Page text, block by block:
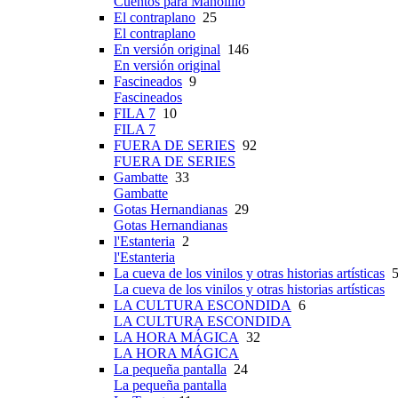
El contraplano 25
El contraplano
En versión original 146
En versión original
Fascineados 9
Fascineados
FILA 7 10
FILA 7
FUERA DE SERIES 92
FUERA DE SERIES
Gambatte 33
Gambatte
Gotas Hernandianas 29
Gotas Hernandianas
l'Estanteria 2
l'Estanteria
La cueva de los vinilos y otras historias artísticas
La cueva de los vinilos y otras historias artísticas
LA CULTURA ESCONDIDA 6
LA CULTURA ESCONDIDA
LA HORA MÁGICA 32
LA HORA MÁGICA
La pequeña pantalla 24
La pequeña pantalla